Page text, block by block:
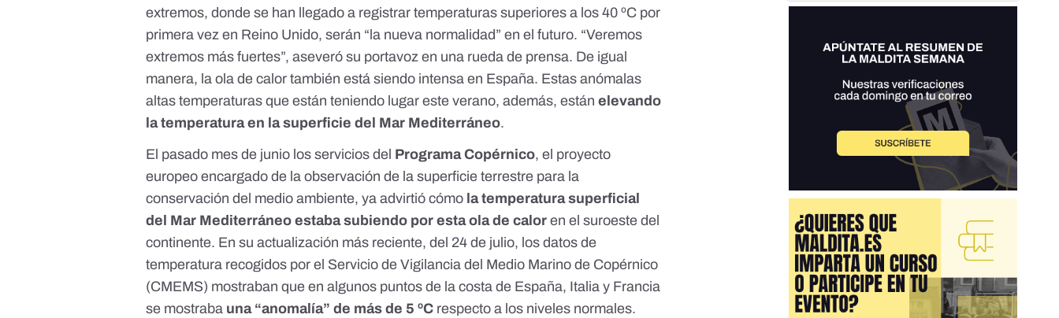
extremos, donde se han llegado a registrartemperaturas superiores a los 40 ºC por
primera vez en Reino Unido, serán “la nueva normalidad” en el futuro. “Veremos
extremos más fuertes”, aseveró su portavoz en una rueda de prensa. De igual
manera, la ola de calor también está siendo intensa en España. Estasanómalas
altas temperaturas que están teniendo lugar este verano, además, están elevando
la temperatura en la superficie del Mar Mediterráneo.
El pasado mes de junio los servicios del Programa Copérnico, el proyecto
europeo encargado de la observación de la superficie terrestre para la
conservación del medio ambiente, ya advirtió cómo la temperatura superficial
del Mar Mediterráneo estaba subiendo por esta ola de calor en el suroeste del
continente. En suactualización más reciente, del 24 de julio, los datos de
temperatura recogidos por el Servicio de Vigilancia del Medio Marino de Copérnico
(CMEMS) mostraban que en algunos puntos de la costa de España, Italia y Francia
se mostraba una “anomalía” de más de 5 ºC respecto a los niveles normales.